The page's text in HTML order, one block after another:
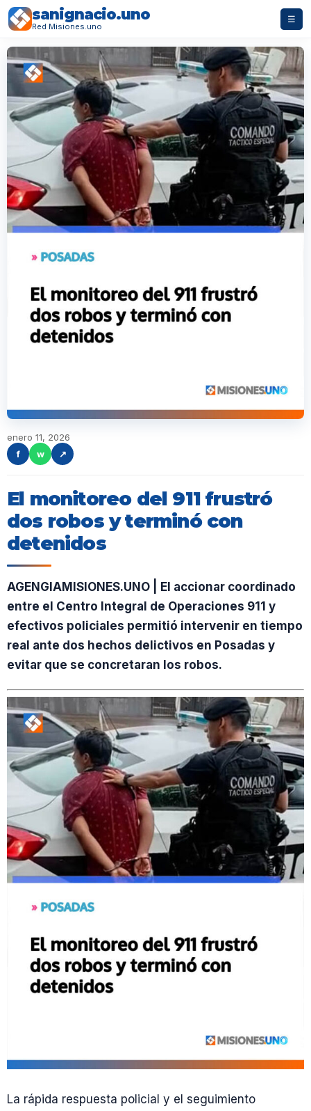
sanignacio.uno
Red Misiones.uno
☰
enero 11, 2026
f
w ↗
El monitoreo del 911 frustró
dos robos y terminó con
detenidos
AGENGIAMISIONES.UNO | El accionar coordinado
entre el Centro Integral de Operaciones 911 y
efectivos policiales permitió intervenir en tiempo
real ante dos hechos delictivos en Posadas y
evitar que se concretaran los robos.
La rápida respuesta policial y el seguimiento